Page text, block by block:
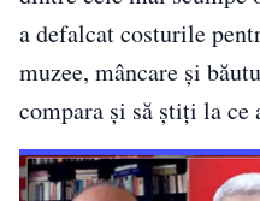
a defalcat costurile
muzee, mâncare și
compara și să știți la ce